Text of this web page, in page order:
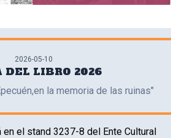
2026-05-10
DEL LIBRO 2026
la memoria de las ruinas"
el stand 3237-8 del Ente Cultural